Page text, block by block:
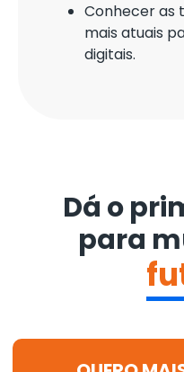
Conhecer as
mais atuais
digitais.
Dá o
para